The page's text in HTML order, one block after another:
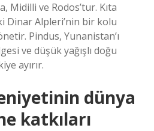
Midilli ve Rodos’tur. Kıta
Dinar Alpleri’nin bir kolu
Pindus, Yunanistan’ı
ve düşük yağışlı doğu
ayırır.
dünya
katkıları